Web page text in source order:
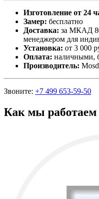
Изготовление от 24
Замер: бесплатно
Доставка: за МКАД
менеджером для
Установка: от 3 000
Оплата: наличными,
Производитель:
Звоните: +7 499 653-59-50
Как мы работаем